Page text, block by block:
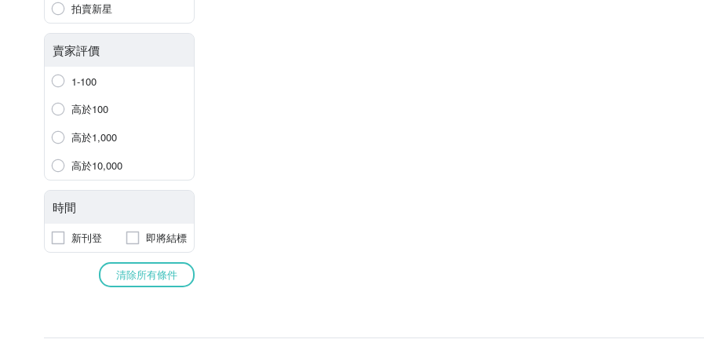
拍賣新星
賣家評價
1-100
高於100
高於1,000
高於10,000
時間
新刊登 即將結標
清除所有條件